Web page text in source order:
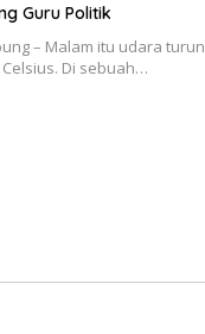
Guru Politik
– Malam itu udara turun
Di sebuah…